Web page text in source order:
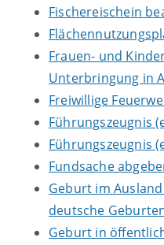
Fischereischein
Frauen- und
Unterbringung in
Freiwillige
Führungszeugnis
Führungszeugnis
Fundsache
Geburt im
deutsche
Geburt in